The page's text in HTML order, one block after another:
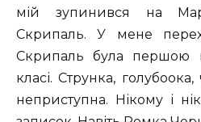
мій зупинився на
Скрипаль. У мене
Скрипаль була першою
класі. Струнка,
неприступна. Нікому і